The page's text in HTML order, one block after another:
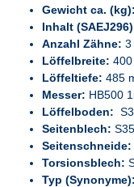
Gewicht ca. (kg):
Inhalt
Anzahl Zähne: 3
Löffelbreite:
Löffeltiefe: 485
Messer: HB500
Löffelboden:
Seitenblech:
Seitenschneide:
Torsionsblech:
Typ (Synonyme):